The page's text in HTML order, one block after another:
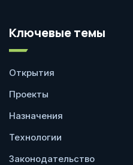
Ключевые темы
Открытия
Проекты
Назначения
Технологии
Законодательство